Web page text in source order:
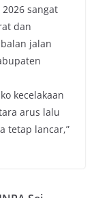
sangat
dan
jalan
kecelakaan
arus lalu
tetap lancar,”